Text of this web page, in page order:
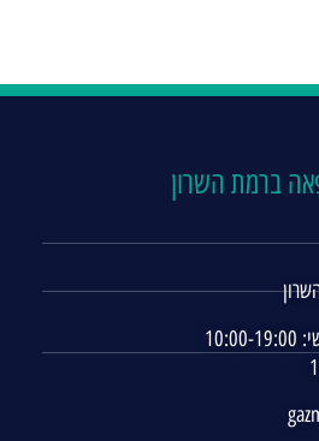
ברמת השרון